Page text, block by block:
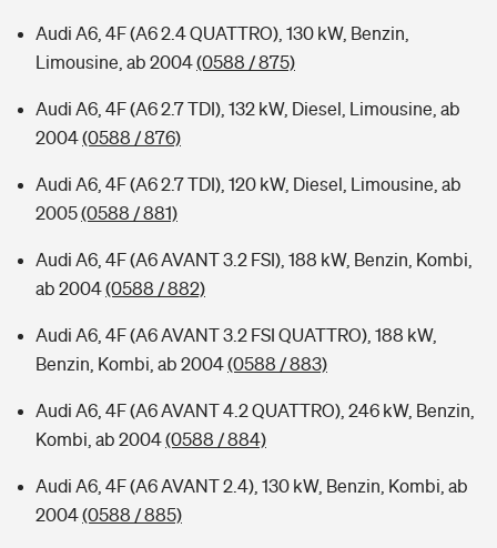
Audi A6, 4F (A6 2.4 QUATTRO), 130 kW, Benzin,
Limousine, ab 2004(0588 / 875)
Audi A6, 4F (A6 2.7 TDI), 132 kW, Diesel, Limousine, ab
2004(0588 / 876)
Audi A6, 4F (A6 2.7 TDI), 120 kW, Diesel, Limousine, ab
2005(0588 / 881)
Audi A6, 4F (A6 AVANT 3.2 FSI), 188 kW, Benzin, Kombi,
ab 2004(0588 / 882)
Audi A6, 4F (A6 AVANT 3.2 FSI QUATTRO), 188 kW,
Benzin, Kombi, ab 2004(0588 / 883)
Audi A6, 4F (A6 AVANT 4.2 QUATTRO), 246 kW, Benzin,
Kombi, ab 2004(0588 / 884)
Audi A6, 4F (A6 AVANT 2.4), 130 kW, Benzin, Kombi, ab
2004(0588 / 885)